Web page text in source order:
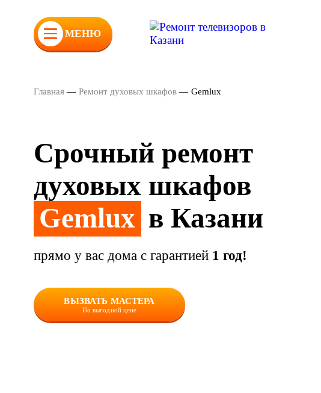
МЕНЮ
Главная — Ремонт духовых шкафов — Gemlux
Срочный ремонт
духовых шкафов
Gemlux в Казани
прямо у вас дома с гарантией 1 год!
ВЫЗВАТЬ МАСТЕРА
По выгодной цене